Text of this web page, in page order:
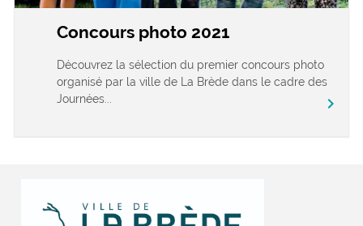
Concours photo 2021
Découvrez la sélection du premier concours photo
organisé par la ville de La Brède dans le cadre des
Journées...
chevron_right